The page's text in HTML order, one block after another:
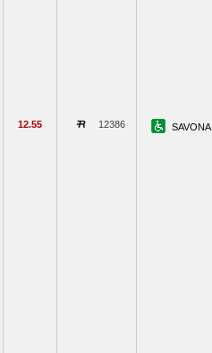
12.55 12386 SAVONA